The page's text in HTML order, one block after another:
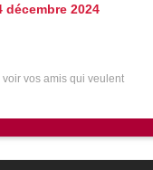
décembre 2024
vos amis qui veulent